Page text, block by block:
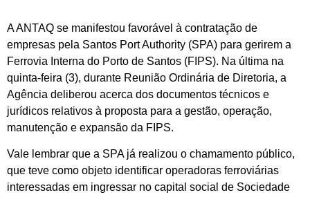
A ANTAQ se manifestou favorável à contratação de
empresas pela Santos Port Authority (SPA) para gerirem a
Ferrovia Interna do Porto de Santos (FIPS). Na última na
quinta-feira (3), durante Reunião Ordinária de Diretoria, a
Agência deliberou acerca dos documentos técnicos e
jurídicos relativos à proposta para a gestão, operação,
manutenção e expansão da FIPS.
Vale lembrar que a SPA já realizou o chamamento público,
que teve como objeto identificar operadoras ferroviárias
interessadas em ingressar no capital social de Sociedade